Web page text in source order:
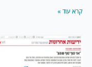
קרא עוד »